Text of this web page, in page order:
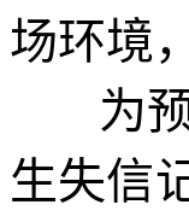
场环境
为预
生失信